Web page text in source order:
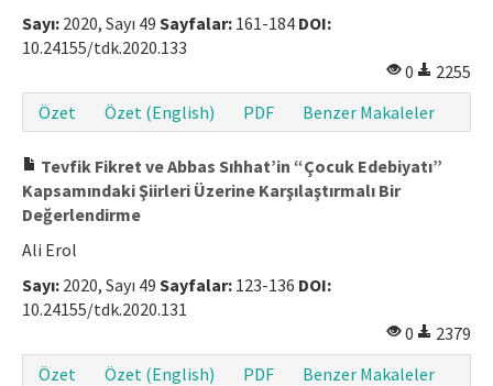
Makale Gönder
Sayı: 2020, Sayı 49 Sayfalar: 161-184 DOI:
10.24155/tdk.2020.133
0
2255
Özet
Özet (English) PDF Benzer Makaleler
Tevfik Fikret ve Abbas Sıhhat’in “Çocuk Edebiyatı”
Kapsamındaki Şiirleri Üzerine Karşılaştırmalı Bir
Değerlendirme
Ali Erol
Sayı: 2020, Sayı 49 Sayfalar: 123-136 DOI:
10.24155/tdk.2020.131
0
2379
Özet
Özet (English) PDF Benzer Makaleler